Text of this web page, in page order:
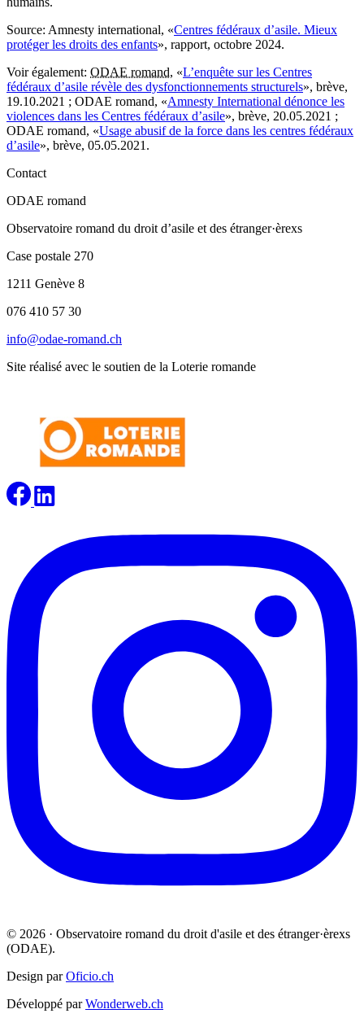
Source: Amnesty international, «Centres fédéraux d’asile. Mieux
protéger les droits des enfants», rapport, octobre 2024.
Voir également: ODAE romand, «L’enquête sur les Centres
fédéraux d’asile révèle des dysfonctionnements structurels», brève,
19.10.2021 ; ODAE romand, «Amnesty International dénonce les
violences dans les Centres fédéraux d’asile», brève, 20.05.2021 ;
ODAE romand, «Usage abusif de la force dans les centres fédéraux
d’asile», brève, 05.05.2021.
Contact
ODAE romand
Observatoire romand du droit d’asile et des étranger·èrexs
Case postale 270
1211 Genève 8
076 410 57 30
info@odae-romand.ch
Site réalisé avec le soutien de la Loterie romande
© 2026 · Observatoire romand du droit d'asile et des étranger·èrexs
(ODAE).
Design parOficio.ch
Développé parWonderweb.ch